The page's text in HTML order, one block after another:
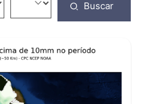
Buscar